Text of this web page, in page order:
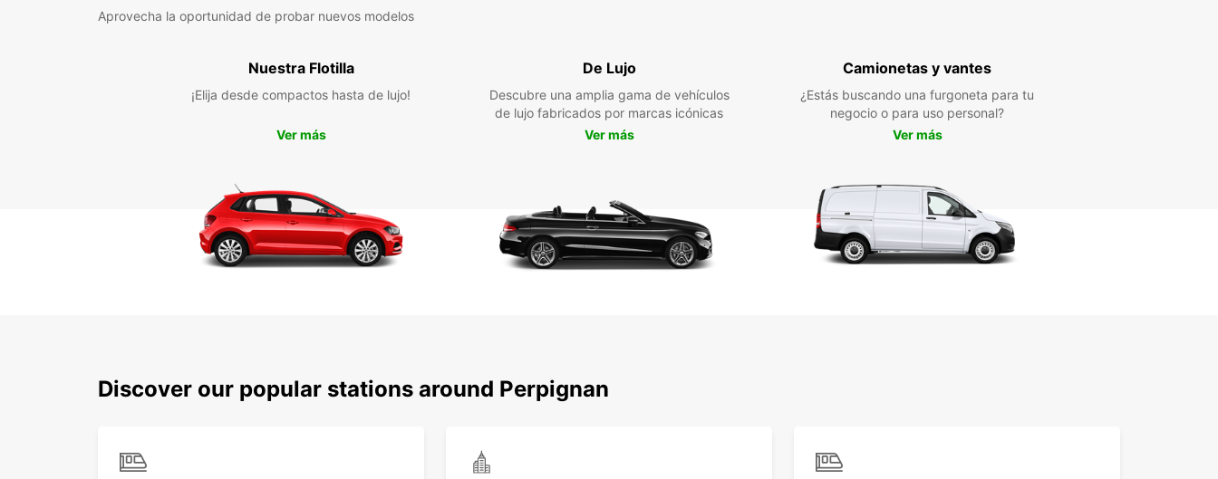
Aprovecha la oportunidad de probar nuevos modelos
Nuestra Flotilla
¡Elija desde compactos hasta de lujo!
Ver más
De Lujo
Descubre una amplia gama de vehículos
de lujo fabricados por marcas icónicas
Ver más
Camionetas y vantes
¿Estás buscando una furgoneta para tu
negocio o para uso personal?
Ver más
Discover our popular stations around Perpignan